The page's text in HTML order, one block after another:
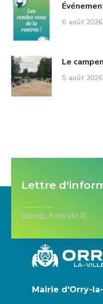
6 août 2026
Le
5 août 2026
Lettre
[sibwp_form id=3]
Mairie d'Orry-